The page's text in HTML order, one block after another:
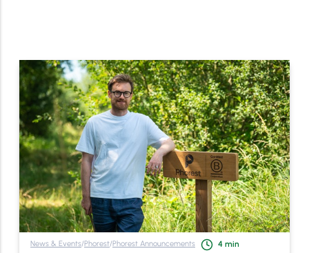
News & Events/Phorest/Phorest Announcements 4 min